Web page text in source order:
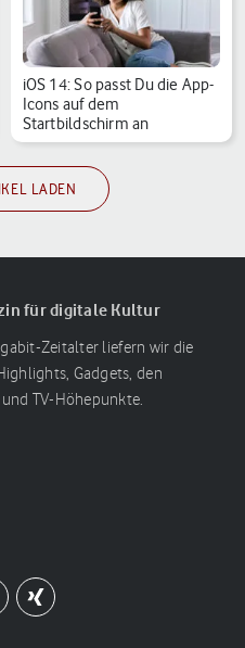
iOS 14: So passt Du die App-
Icons auf dem
Startbildschirm an
LADEN
für digitale Kultur
Zeitalter liefern wir die
Gadgets, den
TV-Höhepunkte.